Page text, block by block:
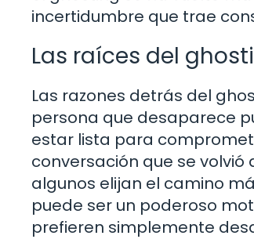
incertidumbre que trae
Las raíces del
Las razones detrás del
persona que desaparece
estar lista para
conversación que se
algunos elijan el camino
puede ser un poderoso
prefieren simplemente